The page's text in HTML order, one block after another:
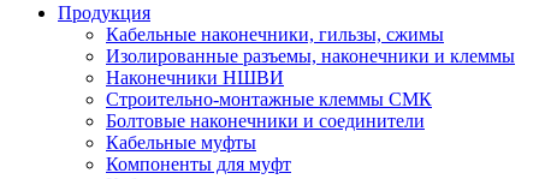
Продукция
Кабельные наконечники, гильзы, сжимы
Изолированные разъемы, наконечники и клеммы
Наконечники НШВИ
Строительно-монтажные клеммы СМК
Болтовые наконечники и соединители
Кабельные муфты
Компоненты для муфт